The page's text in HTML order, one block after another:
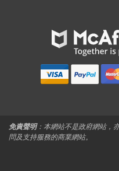
免責聲明：本網站不是政府網站，
問及支持服務的商業網站。